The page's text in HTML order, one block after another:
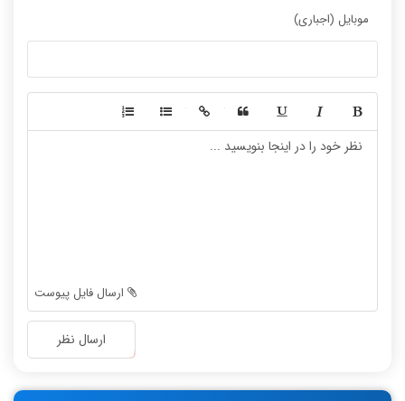
موبایل (اجباری)
-
-
-
-
-
-
ارسال نظر